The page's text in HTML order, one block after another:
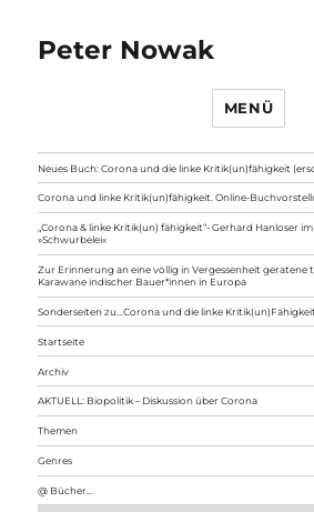
Peter Nowak
MENÜ
Neues Buch: Corona und die linke Kritik(un)fähigkeit
Corona und linke Kritik(un)fähigkeit. Online-
„Corona & linke Kritik(un) fähigkeit“- Gerhard Hanloser
»Schwurbelei«
Zur Erinnerung an eine völlig in Vergessenheit geratene
Karawane indischer Bauer*innen in Europa
Sonderseiten zu…Corona und die linke
Startseite
Archiv
AKTUELL: Biopolitik – Diskussion über Corona
Themen
Genres
@ Bücher…